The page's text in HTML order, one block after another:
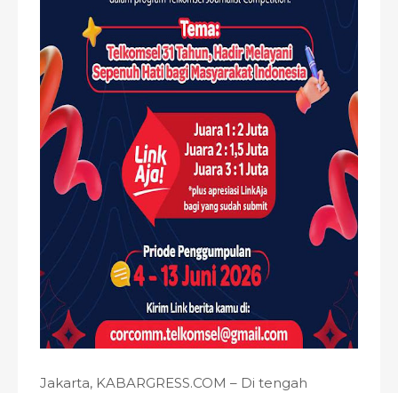
Jakarta, KABARGRESS.COM – Di tengah